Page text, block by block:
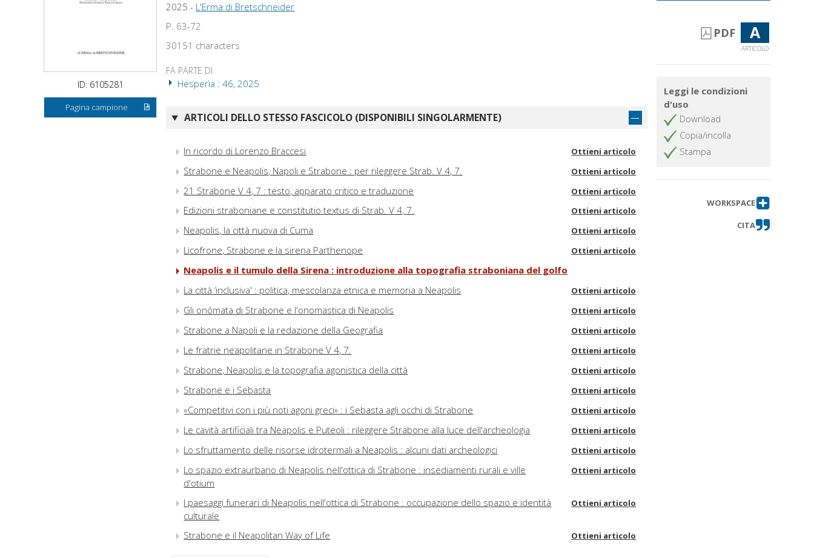
ID: 6105281
Pagina campione
2025 - L'Erma di Bretschneider
P. 63-72
30151 characters
FA PARTE DI
Hesperìa : 46, 2025
ARTICOLI DELLO STESSO FASCICOLO (DISPONIBILI SINGOLARMENTE)
In ricordo di Lorenzo Braccesi Ottieni articolo
Strabone e Neapolis, Napoli e Strabone : per rileggere Strab. V 4, 7. Ottieni articolo
21 Strabone V 4, 7 : testo, apparato critico e traduzione Ottieni articolo
Edizioni straboniane e constitutio textus di Strab. V 4, 7. Ottieni articolo
Neapolis, la città nuova di Cuma Ottieni articolo
Licofrone, Strabone e la sirena Parthenope Ottieni articolo
Neapolis e il tumulo della Sirena : introduzione alla topografia straboniana del golfo
La città ‘inclusiva' : politica, mescolanza etnica e memoria a Neapolis
Ottieni articolo
Gli onómata di Strabone e l'onomastica di Neapolis Ottieni articolo
Strabone a Napoli e la redazione della Geografia Ottieni articolo
Le fratrie neapolitane in Strabone V 4, 7. Ottieni articolo
Strabone, Neapolis e la topografia agonistica della città Ottieni articolo
Strabone e i Sebasta Ottieni articolo
«Competitivi con i più noti agoni greci» : i Sebasta agli occhi di Strabone Ottieni articolo
Le cavità artificiali tra Neapolis e Puteoli : rileggere Strabone alla luce dell'archeologia Ottieni articolo
Lo sfruttamento delle risorse idrotermali a Neapolis : alcuni dati archeologici Ottieni articolo
Lo spazio extraurbano di Neapolis nell'ottica di Strabone : insediamenti rurali e ville
d'otium
Ottieni articolo
I paesaggi funerari di Neapolis nell'ottica di Strabone : occupazione dello spazio e identità
culturale
Ottieni articolo
Strabone e il Neapolitan Way of Life Ottieni articolo
Ercolano nella geografia straboniana tra fonti letterarie e contesto archeologico
PDF A
ARTICOLO
Leggi le condizioni
d'uso
Download
Copia/incolla
Stampa
WORKSPACE
CITA